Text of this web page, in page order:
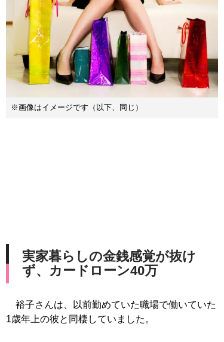
※画像はイメージです（以下、同じ）
実家暮らしの金銭感覚が抜け
ず、カードローン40万
裕子さんは、以前勤めていた職場で働いていた
1歳年上の彼と同棲していました。